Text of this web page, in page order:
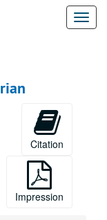
Citation
Impression